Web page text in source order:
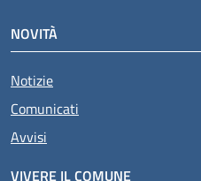
NOVITÀ
Notizie
Comunicati
Avvisi
VIVERE IL COMUNE